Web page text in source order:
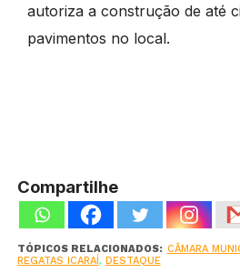
autoriza a construção de até
pavimentos no local.
Compartilhe
TÓPICOS RELACIONADOS: CÂMARA
REGATAS ICARAÍ, DESTAQUE